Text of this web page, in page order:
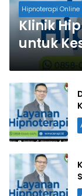
Hipnoterapi Online
Klinik
untuk